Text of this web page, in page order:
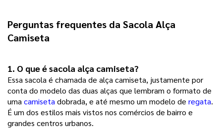
Perguntas frequentes da Sacola Alça
Camiseta
1. O que é sacola alça camiseta?
Essa sacola é chamada de alça camiseta, justamente por
conta do modelo das duas alças que lembram o formato de
umacamisetadobrada, e até mesmo um modelo de regata.
É um dos estilos mais vistos nos comércios de bairro e
grandes centros urbanos.